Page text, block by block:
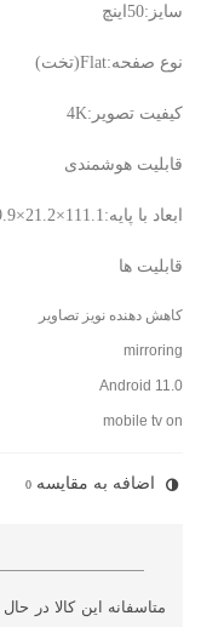
سایز:50اینچ
نوع صفحه:Flat(تخت)
کیفیت تصویر:4K
قابلیت هوشمندی
ابعاد با پایه:111.1×21.2×69.9 سانتی متر
قابلیت ها
کاهش دهنده نویز تصاویر
mirroring
Android 11.0
mobile tv on
اضافه به مقایسه 0
متاسفانه این کالا در